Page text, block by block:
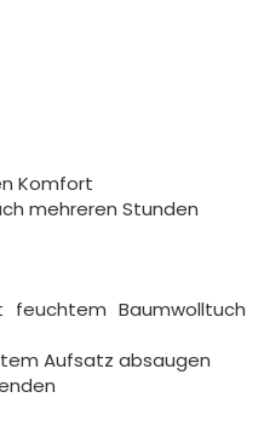
Komfort
mehreren Stunden
feuchtem Baumwolltuch
Aufsatz absaugen